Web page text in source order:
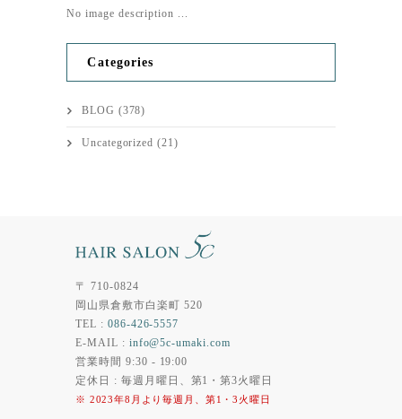
No image description ...
Categories
BLOG (378)
Uncategorized (21)
〒 710-0824
岡山県倉敷市白楽町 520
TEL : 086-426-5557
E-MAIL : info@5c-umaki.com
営業時間 9:30 - 19:00
定休日 : 毎週月曜日、第1・第3火曜日
※ 2023年8月より毎週月、第1・3火曜日